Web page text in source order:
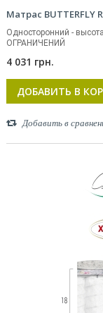
Матрас BUTTERFLY
Односторонний -
ОГРАНИЧЕНИЙ
4 031 грн.
ДОБАВИТЬ В
Добавить в